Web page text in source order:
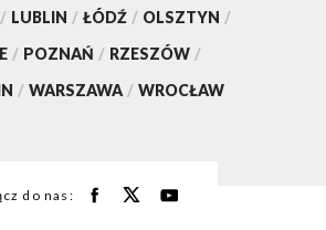
/ LUBLIN / ŁÓDŹ / OLSZTYN /
/ POZNAŃ / RZESZÓW /
/ WARSZAWA / WROCŁAW
do nas: